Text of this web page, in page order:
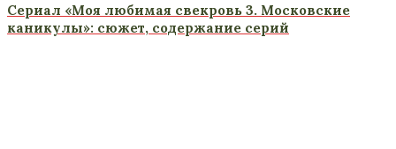
Сериал «Моя любимая свекровь 3. Московские
каникулы»: сюжет, содержание серий